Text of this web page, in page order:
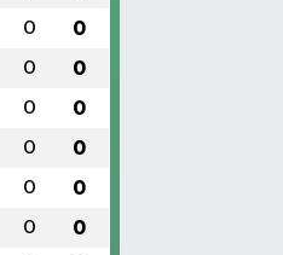
0 0
0 0
0 0
0 0
0 0
0 0